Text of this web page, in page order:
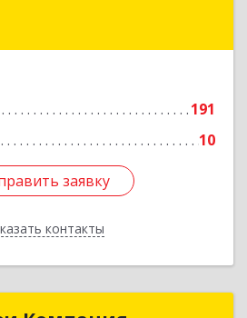
191
10
заявку
контакты
Респ, Элиста г, А.С.Пушкина
заявку
Назад